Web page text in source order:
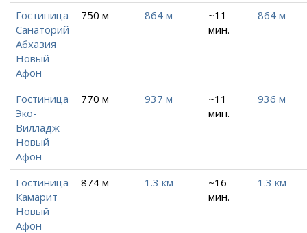
Гостиница
Санаторий
Абхазия
Новый
Афон
750 м 864 м
~11
мин.
864 м
Гостиница
Эко-
Вилладж
Новый
Афон
770 м 937 м
~11
мин.
936 м
Гостиница
Камарит
Новый
Афон
874 м 1.3 км
~16
мин.
1.3 км